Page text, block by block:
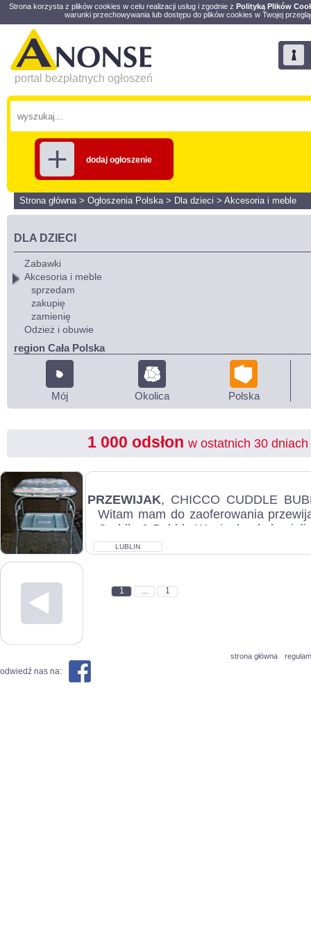
Strona korzysta z plików cookies w celu realizacji usług i zgodnie z Polityką Plików
warunki przechowywania lub dostępu do plików cookies w Twojej
portal bezpłatnych ogłoszeń
dodaj ogłoszenie
Strona główna> Ogłoszenia Polska> Dla dzieci > Akcesoria i meble
DLA DZIECI
Zabawki
Akcesoria i meble
sprzedam
zakupię
zamienię
Odzież i obuwie
region Cała Polska
Mój Okolica Polska
1 000 odsłon w ostatnich 30 dniach
PRZEWIJAK, CHICCO CUDDLE
Witam mam do zaoferowania
Cuddle & Bubble Wanienka do kąpieli
LUBLIN
1 ... 1
strona główna
odwiedź nas na: